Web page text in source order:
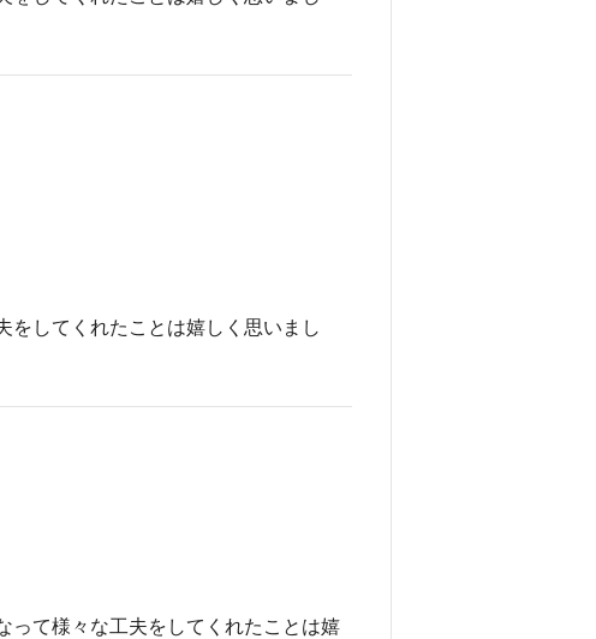
をしてくれたことは嬉しく思いまし
って様々な工夫をしてくれたことは嬉